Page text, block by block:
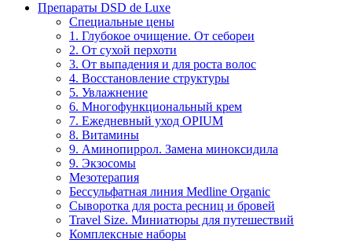
Препараты DSD de Luxe
Специальные цены
1. Глубокое очищение. От себореи
2. От сухой перхоти
3. От выпадения и для роста волос
4. Восстановление структуры
5. Увлажнение
6. Многофункциональный крем
7. Ежедневный уход OPIUM
8. Витамины
9. Аминопиррол. Замена миноксидила
9. Экзосомы
Мезотерапия
Бессульфатная линия Medline Organic
Сыворотка для роста ресниц и бровей
Travel Size. Миниатюры для путешествий
Комплексные наборы